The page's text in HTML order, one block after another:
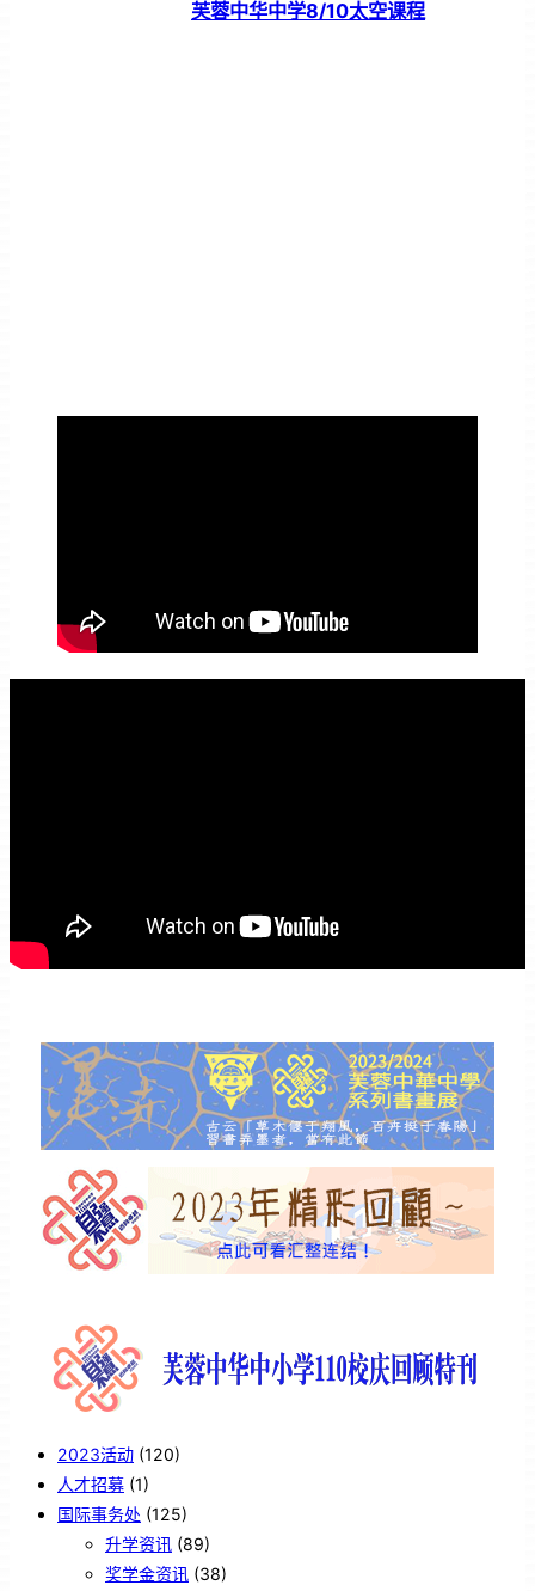
芙蓉中华中学8/10太空课程
2023活动 (120)
人才招募 (1)
国际事务处 (125)
升学资讯 (89)
奖学金资讯 (38)